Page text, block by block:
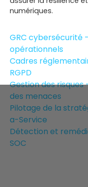
numériques.
GRC cybersécurité
opérationnels
Cadres
RGPD
Gestion des
des menaces
Pilotage de la
a-Service
Détection et
SOC